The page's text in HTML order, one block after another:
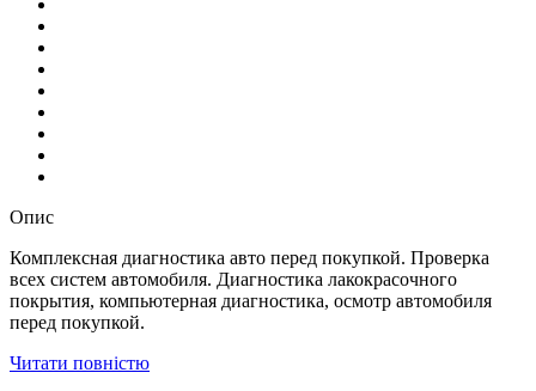
Опис
Комплексная диагностика авто перед покупкой. Проверка
всех систем автомобиля. Диагностика лакокрасочного
покрытия, компьютерная диагностика, осмотр автомобиля
перед покупкой.
Читати повністю